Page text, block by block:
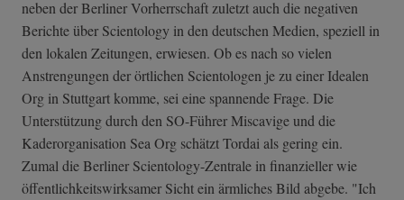
neben der Berliner Vorherrschaft zuletzt auch die negativen
Berichte über Scientology in den deutschen Medien, speziell in
den lokalen Zeitungen, erwiesen. Ob es nach so vielen
Anstrengungen der örtlichen Scientologen je zu einer Idealen
Org in Stuttgart komme, sei eine spannende Frage. Die
Unterstützung durch den SO-Führer Miscavige und die
Kaderorganisation Sea Org schätzt Tordai als gering ein.
Zumal die Berliner Scientology-Zentrale in finanzieller wie
öffentlichkeitswirksamer Sicht ein ärmliches Bild abgebe. "Ich